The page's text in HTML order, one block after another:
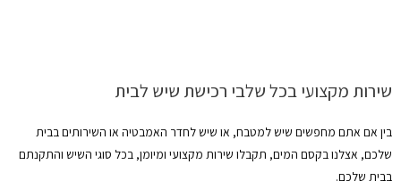
שירות מקצועי בכל שלבי רכישת שיש לבית
בין אם אתם מחפשים שיש למטבח, או שיש לחדר האמבטיה או השירותים בבית
שלכם, אצלנו בקסם המים, תקבלו שירות מקצועי ומיומן, בכל סוגי השיש והתקנתם
בבית שלכם.